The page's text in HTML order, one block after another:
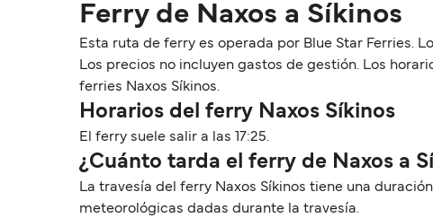
Ferry de Naxos a Síkinos
Esta ruta de ferry es operada por Blue Star Ferries.
Los precios no incluyen gastos de gestión. Los
ferries Naxos Síkinos.
Horarios del ferry Naxos Síkinos
El ferry suele salir a las 17:25.
¿Cuánto tarda el ferry de Naxos a
La travesía del ferry Naxos Síkinos tiene una
meteorológicas dadas durante la travesía.